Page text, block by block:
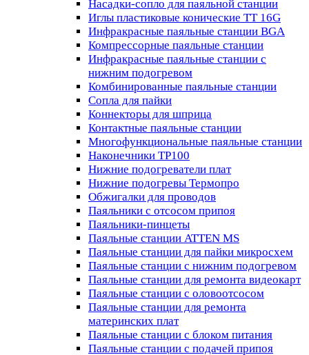
Насадки-сопло для паяльной станции
Иглы пластиковые конические TT 16G
Инфракрасные паяльные станции BGA
Компрессорные паяльные станции
Инфракрасные паяльные станции с
нижним подогревом
Комбинированные паяльные станции
Сопла для пайки
Коннекторы для шприца
Контактные паяльные станции
Многофункциональные паяльные станции
Наконечники TP100
Нижние подогреватели плат
Нижние подогревы Термопро
Обжигалки для проводов
Паяльники с отсосом припоя
Паяльники-пинцеты
Паяльные станции ATTEN MS
Паяльные станции для пайки микросхем
Паяльные станции с нижним подогревом
Паяльные станции для ремонта видеокарт
Паяльные станции с оловоотсосом
Паяльные станции для ремонта
материнских плат
Паяльные станции с блоком питания
Паяльные станции с подачей припоя